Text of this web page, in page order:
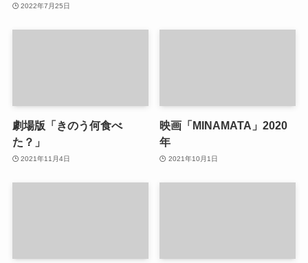
2022年7月25日
劇場版「きのう何食べ
た？」
2021年11月4日
映画「MINAMATA」2020
年
2021年10月1日